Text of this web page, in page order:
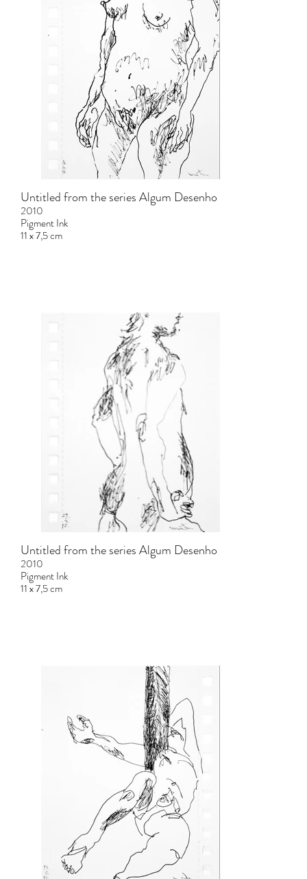
Untitled from the series Algum Desenho
2010
Pigment Ink
11 x 7,5 cm
Untitled from the series Algum Desenho
2010
Pigment Ink
11 x 7,5 cm